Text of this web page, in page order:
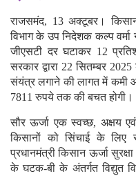
राजसमंद, 13 अक्टूबर।
विभाग के उप निदेशक कल्प वर्मा
जीएसटी दर घटाकर 12
सरकार द्वारा 22 सितम्बर
संयंत्र लगाने की लागत में कमी
7811 रुपये तक की बचत होगी।
सौर ऊर्जा एक स्वच्छ, अक्षय
किसानों को सिंचाई के लिए
प्रधानमंत्री किसान ऊर्जा
के घटक-बी के अंतर्गत विद्युत